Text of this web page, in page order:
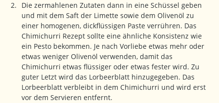
Die zermahlenen Zutaten dann in eine Schüssel geben
und mit dem Saft der Limette sowie dem Olivenöl zu
einer homogenen, dickflüssigen Paste verrühren. Das
Chimichurri Rezept sollte eine ähnliche Konsistenz wie
ein Pesto bekommen. Je nach Vorliebe etwas mehr oder
etwas weniger Olivenöl verwenden, damit das
Chimichurri etwas flüssiger oder etwas fester wird. Zu
guter Letzt wird das Lorbeerblatt hinzugegeben. Das
Lorbeerblatt verbleibt in dem Chimichurri und wird erst
vor dem Servieren entfernt.